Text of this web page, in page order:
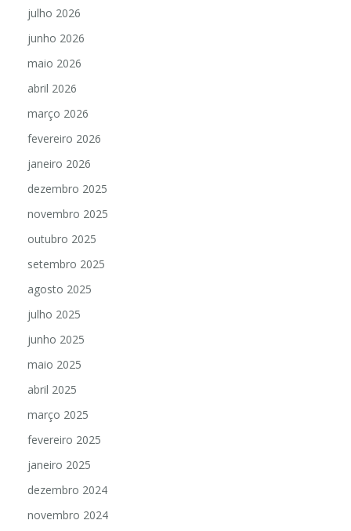
julho 2026
junho 2026
maio 2026
abril 2026
março 2026
fevereiro 2026
janeiro 2026
dezembro 2025
novembro 2025
outubro 2025
setembro 2025
agosto 2025
julho 2025
junho 2025
maio 2025
abril 2025
março 2025
fevereiro 2025
janeiro 2025
dezembro 2024
novembro 2024